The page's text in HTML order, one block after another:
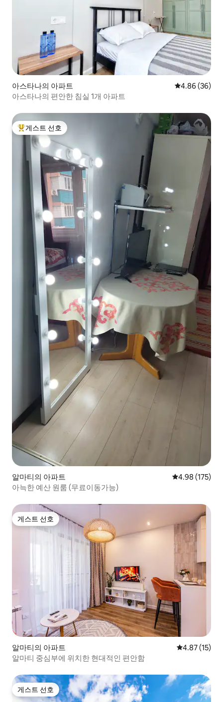
아스타나의 아파트 평점 4.86점(5
4.86 (36)
아스타나의 편안한 침실 1개 아파트
상위 게스트 선호
게스트 선호
알마티의 아파트 평점 4.98점(5
4.98 (175)
아늑한 예산 원룸 (무료이동가능)
게스트 선호
게스트 선호
알마티의 아파트 평점 4.87점
4.87 (15)
알마티 중심부에 위치한 현대적인 편안함
게스트 선호
게스트 선호